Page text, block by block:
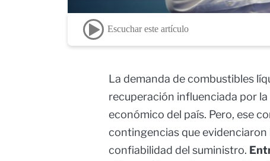
Escuchar este artículo
La demanda de combustibles
recuperación influenciada por
económico del país. Pero, ese
contingencias que evidenciaron
confiabilidad del suministro.